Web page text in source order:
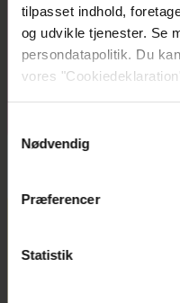
tilpasset indhold,
og udvikle tjenester. Se
persondatapolitik. Du
vores
Vi anvender egne
generere statistik og
Nødvendig
Præferencer
Statistik